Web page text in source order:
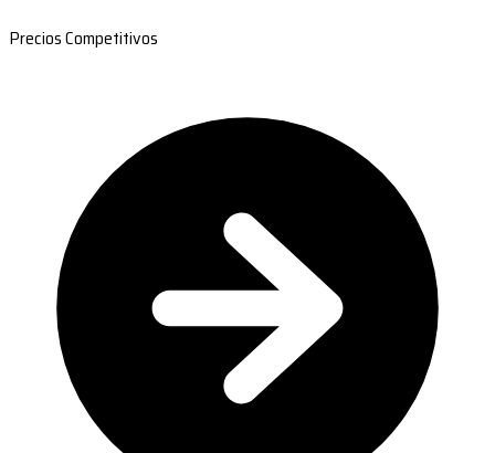
Precios Competitivos